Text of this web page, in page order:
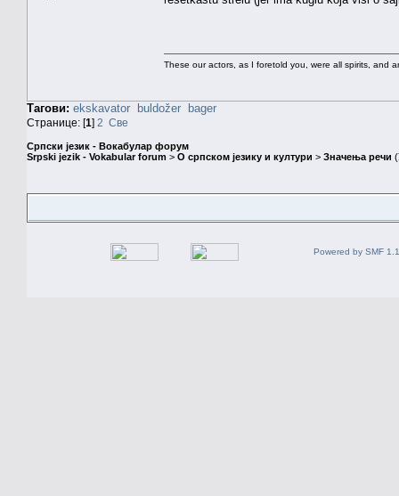
These our actors, as I foretold you, were all spirits, and
Тагови: ekskavator buldožer bager
Странице: [1] 2 Све
Српски језик - Вокабулар форум
Srpski jezik - Vokabular forum > О српском језику и култури > Значења речи
Powered by SMF